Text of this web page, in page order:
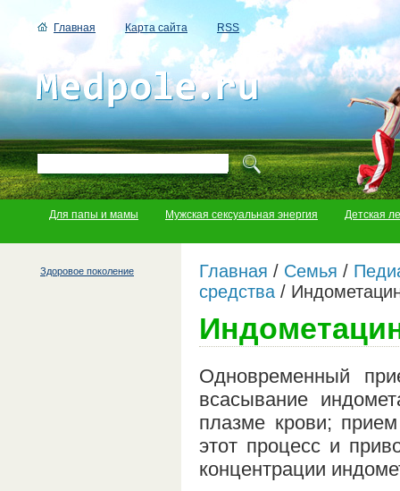
Главная Карта сайта RSS
Для папы и мамы Мужская сексуальная энергия Детская
Здоровое поколение Главная / Семья /
средства /
Одновременный
всасывание
плазме крови;
этот процесс и
концентрации